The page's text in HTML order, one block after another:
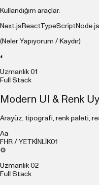
Kullandığım araçlar:
Next.js ReactTypeScript Node.js
(Neler Yapıyorum / Kaydır)
◐
Uzmanlık 01
Full Stack
Modern UI & Renk
Arayüz, tipografi, renk paleti,
Aa
FHR / YETKİNLİK01
⚙
Uzmanlık 02
Full Stack